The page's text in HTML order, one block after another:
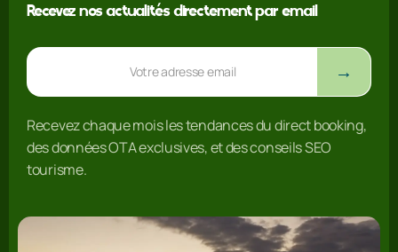
Recevez nos actualités directement par email
Adresse email
→
Recevez chaque mois les tendances du direct booking,
des données OTA exclusives, et des conseils SEO
tourisme.